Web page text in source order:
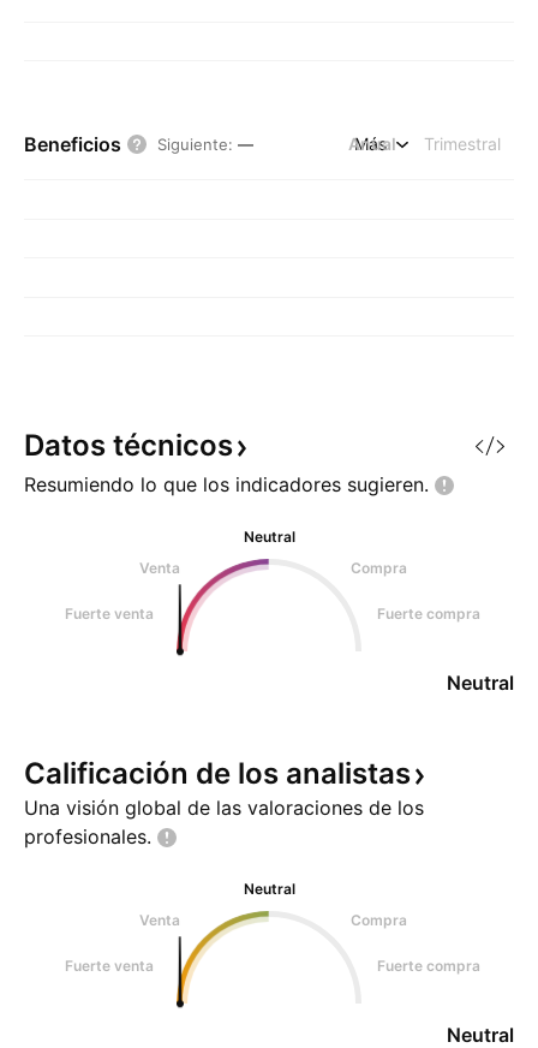
Beneficios Siguiente: — Anual Trimestral
Más
Datos técnicos
Resumiendo lo que los indicadores sugieren.
Neutral
Venta
Compra
Fuerte venta Fuerte compra
Neutral
Calificación de los analistas
Una visión global de las valoraciones de los
profesionales.
Neutral
Venta
Compra
Fuerte venta Fuerte compra
Neutral